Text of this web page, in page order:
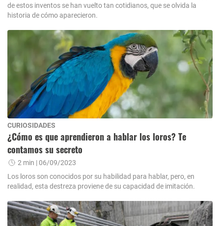
de estos inventos se han vuelto tan cotidianos, que se olvida la
historia de cómo aparecieron.
CURIOSIDADES
¿Cómo es que aprendieron a hablar los loros? Te
contamos su secreto
2 min | 06/09/2023
Los loros son conocidos por su habilidad para hablar, pero, en
realidad, esta destreza proviene de su capacidad de imitación.